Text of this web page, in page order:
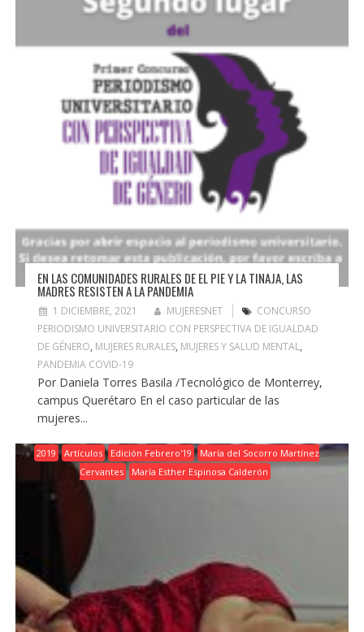
EN LAS COMUNIDADES RURALES DE EL PIE Y LA TINAJA, LAS
MADRES RESISTEN A LA PANDEMIA
1 DICIEMBRE, 2021 MUJERESNET
CONCURSO
PERIODISMO UNIVERSITARIO CON PERSPECTIVA DE IGUALDAD
DE GÉNERO, MUJERES RURALES, MUJERES Y SALUD MENTAL,
PANDEMIA COVID-19
Por Daniela Torres Basila /Tecnológico de Monterrey,
campus Querétaro En el caso particular de las
mujeres...
2019 Artículos Edición Febrero'19
María del Socorro Martínez
Cervantes
María Esther Espinosa Calderón